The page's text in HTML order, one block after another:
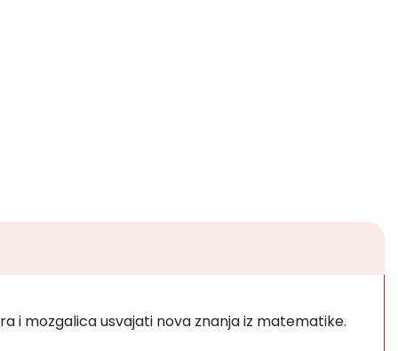
i mozgalica usvajati nova znanja iz matematike.